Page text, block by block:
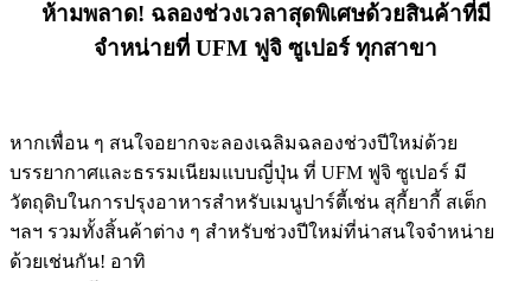
ห้ามพลาด! ฉลองช่วงเวลาสุดพิเศษด้วยสินค้าที่มี
จำหน่ายที่ UFM ฟูจิ ซูเปอร์ ทุกสาขา
หากเพื่อน ๆ สนใจอยากจะลองเฉลิมฉลองช่วงปีใหม่ด้วย
บรรยากาศและธรรมเนียมแบบญี่ปุ่น ที่ UFM ฟูจิ ซูเปอร์ มี
วัตถุดิบในการปรุงอาหารสำหรับเมนูปาร์ตี้เช่น สุกี้ยากี้ สเต็ก
ฯลฯ รวมทั้งสิ้นค้าต่าง ๆ สำหรับช่วงปีใหม่ที่น่าสนใจจำหน่าย
ด้วยเช่นกัน! อาทิ